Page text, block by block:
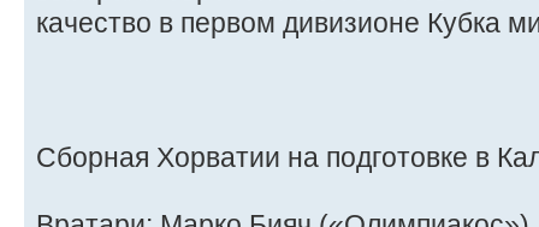
качество в первом дивизионе Кубка
Сборная Хорватии на подготовке в